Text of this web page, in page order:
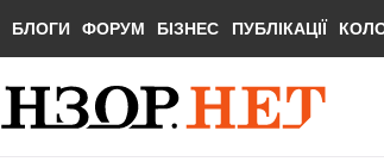
БЛОГИ ФОРУМ БІЗНЕС ПУБЛІКАЦІЇ